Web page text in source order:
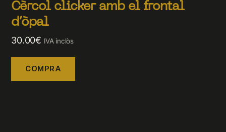
Cèrcol clicker amb el frontal
d’òpal
30.00€ IVA inclòs
COMPRA